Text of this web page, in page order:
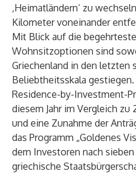
‚Heimatländern‘ zu
Kilometer voneinander
Mit Blick auf die
Wohnsitzoptionen sind
Griechenland in den letzten
Beliebtheitsskala
Residence-by-Investment-
diesem Jahr im Vergleich zu
und eine Zunahme der
das Programm „Goldenes
dem Investoren nach
griechische